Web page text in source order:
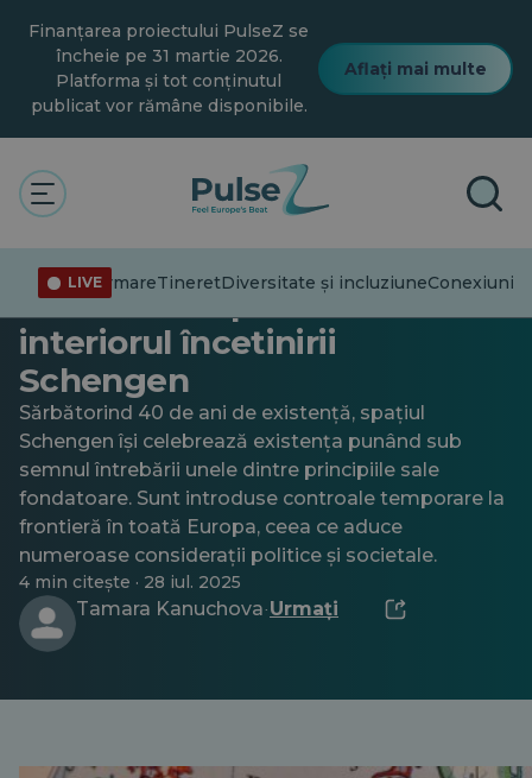
conținutul
principal
Finanțarea proiectului PulseZ se
încheie pe 31 martie 2026.
Platforma și tot conținutul
publicat vor rămâne disponibile.
Aflați mai multe
LIVE
DezinformareTineretDiversitate și incluziuneConexiuni
Sfârșitul Europei fără
frontiere? O privire în
interiorul încetinirii
Schengen
Sărbătorind 40 de ani de existență, spațiul
Schengen își celebrează existența punând sub
semnul întrebării unele dintre principiile sale
fondatoare. Sunt introduse controale temporare la
frontieră în toată Europa, ceea ce aduce
numeroase considerații politice și societale.
4 min citește · 28 iul. 2025
Tamara Kanuchova· Urmați